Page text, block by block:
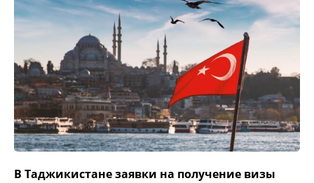
В Таджикистане заявки на получение визы